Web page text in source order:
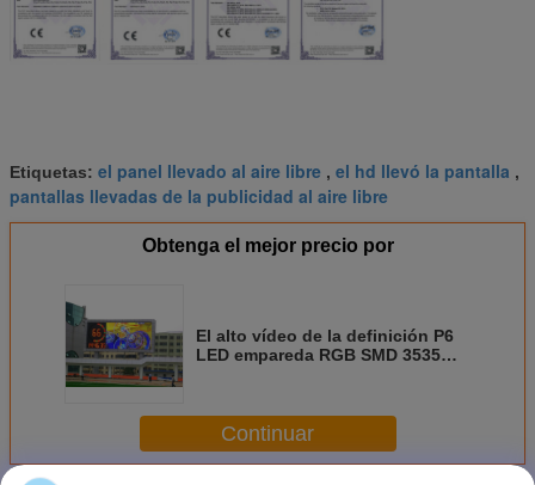
Etiquetas: el panel llevado al aire libre , el hd llevó la pantalla ,
pantallas llevadas de la publicidad al aire libre
Obtenga el mejor precio por
El alto vídeo de la definición P6
LED empareda RGB SMD 3535
Continuar